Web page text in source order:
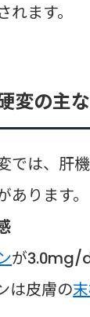
ます。
変の主
では、肝
あります。
が3.0mg/
は皮膚の